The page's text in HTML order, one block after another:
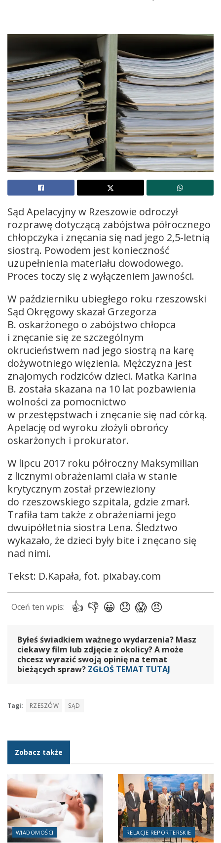
Sąd Apelacyjny w Rzeszowie odroczył
rozprawę dotyczącą zabójstwa półrocznego
chłopczyka i znęcania się nad jego 2,5-letnią
siostrą. Powodem jest konieczność
uzupełnienia materiału dowodowego.
Proces toczy się z wyłączeniem jawności.
W październiku ubiegłego roku rzeszowski
Sąd Okręgowy skazał Grzegorza
B. oskarżonego o zabójstwo chłopca
i znęcanie się ze szczególnym
okrucieństwem nad jego siostrą na karę
dożywotniego więzienia. Mężczyzna jest
znajomych rodziców dzieci. Matka Karina
B. została skazana na 10 lat pozbawienia
wolności za pomocnictwo
w przestępstwach i znęcanie się nad córką.
Apelację od wyroku złożyli obrońcy
oskarżonych i prokurator.
W lipcu 2017 roku półroczny Maksymilian
z licznymi obrażeniami ciała w stanie
krytycznym został przewieziony
do rzeszowskiego szpitala, gdzie zmarł.
Trafiła tam także z obrażeniami jego
dwuipółletnia siostra Lena. Śledztwo
wykazało, że dzieci były bite i znęcano się
nad nimi.
Tekst: D.Kapała, fot. pixabay.com
Byłeś świadkiem ważnego wydarzenia? Masz
ciekawy film lub zdjęcie z okolicy? A może
chcesz wyrazić swoją opinię na temat
bieżących spraw? ZGŁOŚ TEMAT TUTAJ
Tagi: RZESZÓW SĄD
Zobacz także
WIADOMOŚCI RELACJE REPORTERSKIE